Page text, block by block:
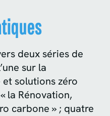
deux séries de
sur la
solutions zéro
la Rénovation,
carbone » ; quatre